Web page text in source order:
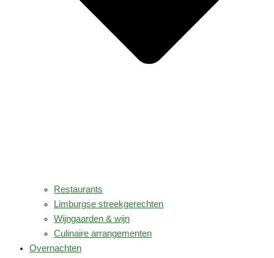
Restaurants
Limburgse streekgerechten
Wijngaarden & wijn
Culinaire arrangementen
Overnachten